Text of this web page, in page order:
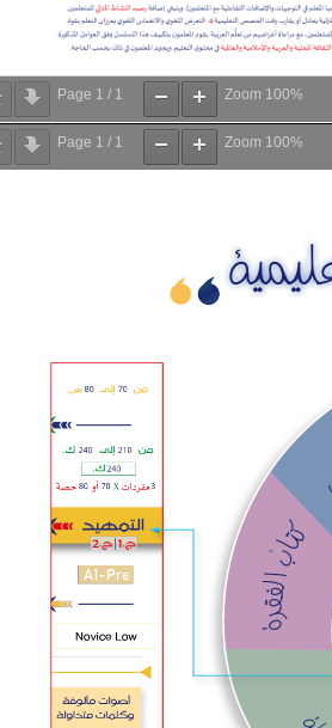
Page 1 / 1 Zoom 100%
Page 1 / 1 Zoom 100%